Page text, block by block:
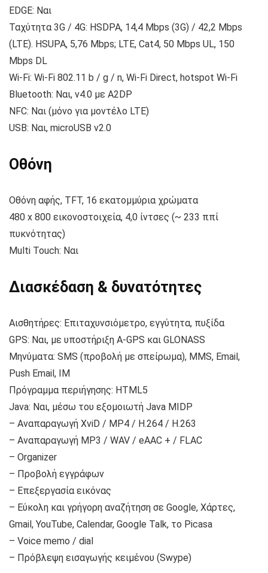
EDGE: Ναι
Ταχύτητα 3G / 4G: HSDPA, 14,4 Mbps (3G) / 42,2 Mbps
(LTE). HSUPA, 5,76 Mbps; LTE, Cat4, 50 Mbps UL, 150
Mbps DL
Wi-Fi: Wi-Fi 802.11 b / g / n, Wi-Fi Direct, hotspot Wi-Fi
Bluetooth: Ναι, v4.0 με A2DP
NFC: Ναι (μόνο για μοντέλο LTE)
USB: Ναι, microUSB v2.0
Οθόνη
Οθόνη αφής, TFT, 16 εκατομμύρια χρώματα
480 x 800 εικονοστοιχεία, 4,0 ίντσες (~ 233 ππί
πυκνότητας)
Multi Touch: Ναι
Διασκέδαση & δυνατότητες
Αισθητήρες: Επιταχυνσιόμετρο, εγγύτητα, πυξίδα
GPS: Ναι, με υποστήριξη A-GPS και GLONASS
Μηνύματα: SMS (προβολή με σπείρωμα), MMS, Email,
Push Email, IM
Πρόγραμμα περιήγησης: HTML5
Java: Ναι, μέσω του εξομοιωτή Java MIDP
– Αναπαραγωγή XviD / MP4 / H.264 / H.263
– Αναπαραγωγή MP3 / WAV / eAAC + / FLAC
– Organizer
– Προβολή εγγράφων
– Επεξεργασία εικόνας
– Εύκολη και γρήγορη αναζήτηση σε Google, Χάρτες,
Gmail, YouTube, Calendar, Google Talk, το Picasa
– Voice memo / dial
– Πρόβλεψη εισαγωγής κειμένου (Swype)